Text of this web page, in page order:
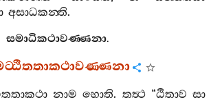
අසාධකන‍්ති.
සමාධිකථාවණ‍්ණනා.
නාම හොති. තත්‍ථ“ඨිතාව සා